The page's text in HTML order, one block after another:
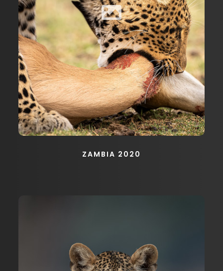
ZAMBIA 2020